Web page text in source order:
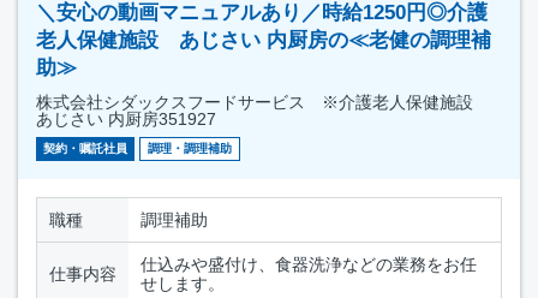
＼安心の動画マニュアルあり／時給1250円◎介護
老人保健施設 あじさい 内厨房の≪老健の調理補
助≫
株式会社シダックスフードサービス ※介護老人保健施設
あじさい 内厨房351927
契約・嘱託社員 調理・調理補助
職種 調理補助
仕事内容
仕込みや盛付け、食器洗浄などの業務をお任
せします。